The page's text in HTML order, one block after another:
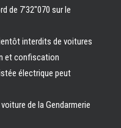
de 7’32″070 sur le
interdits de voitures
et confiscation
électrique peut
de la Gendarmerie